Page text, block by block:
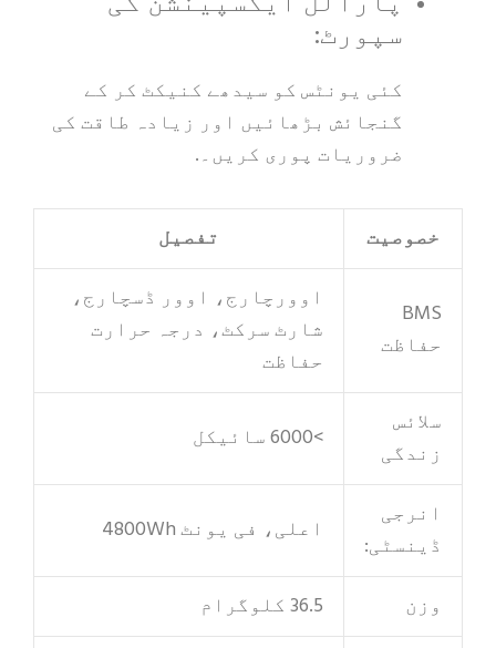
سپورٹ:
کئی یونٹس کو سیدھے کنیکٹ کر کے
گنجائش بڑھائیں اور زیادہ طاقت کی
ضروریات پوری کریں۔.
خصوصیت تفصیل
BMS
حفاظت
اوورچارج، اوور ڈسچارج،
شارٹ سرکٹ، درجہ حرارت
حفاظت
سلائس
زندگی
>6000 سائیکل
انرجی
ڈینسٹی:
اعلی، فی یونٹ 4800Wh
وزن
36.5 کلوگرام